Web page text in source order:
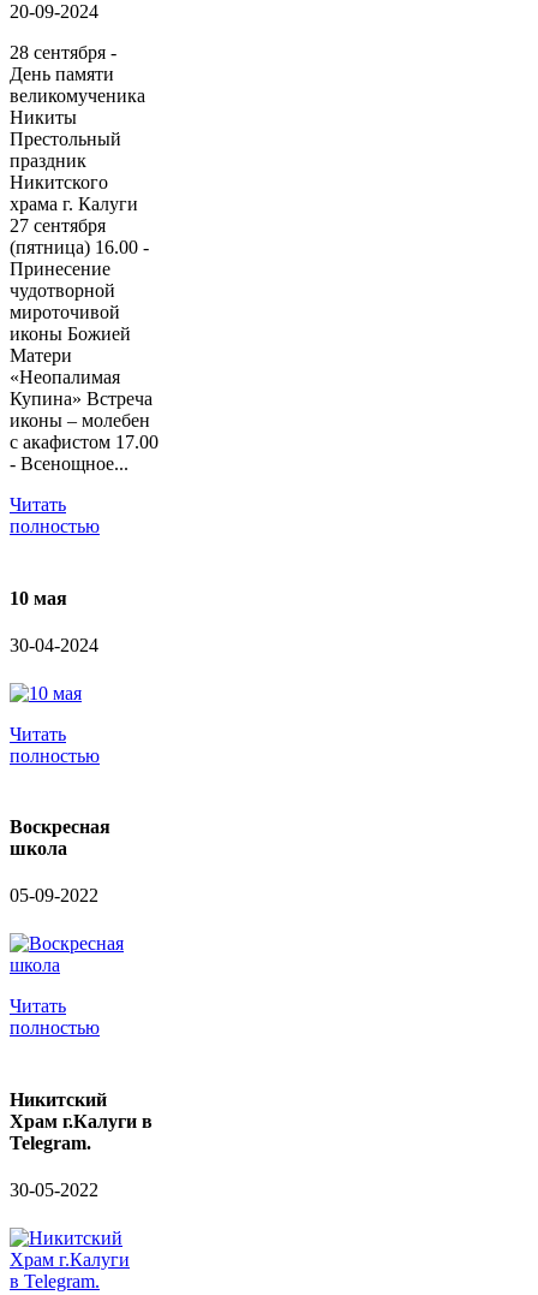
20-09-2024
28 сентября -
День памяти
великомученика
Никиты
Престольный
праздник
Никитского
храма г. Калуги
27 сентября
(пятница) 16.00 -
Принесение
чудотворной
мироточивой
иконы Божией
Матери
«Неопалимая
Купина» Встреча
иконы – молебен
с акафистом 17.00
- Всенощное...
Читать
полностью
10 мая
30-04-2024
Читать
полностью
Воскресная
школа
05-09-2022
Читать
полностью
Никитский
Храм г.Калуги в
Telegram.
30-05-2022